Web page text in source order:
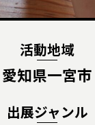
活動地域
愛知県一宮市
出展ジャンル